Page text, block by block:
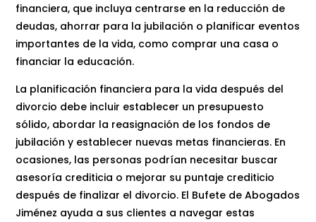
financiera, que incluya centrarse en la reducción de
deudas, ahorrar para la jubilación o planificar eventos
importantes de la vida, como comprar una casa o
financiar la educación.
La planificación financiera para la vida después del
divorcio debe incluir establecer un presupuesto
sólido, abordar la reasignación de los fondos de
jubilación y establecer nuevas metas financieras. En
ocasiones, las personas podrían necesitar buscar
asesoría crediticia o mejorar su puntaje crediticio
después de finalizar el divorcio. El Bufete de Abogados
Jiménez ayuda a sus clientes a navegar estas